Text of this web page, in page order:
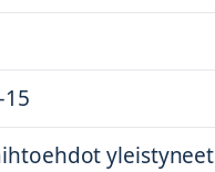
yleistyneet